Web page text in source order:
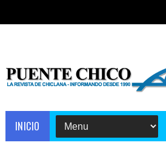
INICIO